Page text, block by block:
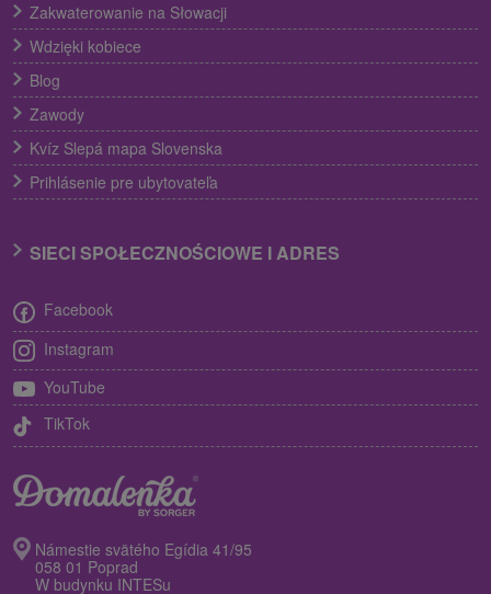
Zakwaterowanie na Słowacji
Wdzięki kobiece
Blog
Zawody
Kvíz Slepá mapa Slovenska
Prihlásenie pre ubytovateľa
SIECI SPOŁECZNOŚCIOWE I ADRES
Facebook
Instagram
YouTube
TikTok
Námestie svätého Egídia 41/95
058 01 Poprad
W budynku INTESu